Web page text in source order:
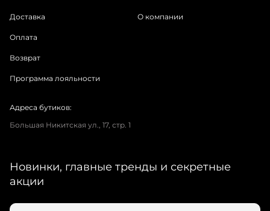
Доставка
Оплата
Возврат
Программа лояльности
О компании
Адреса бутиков:
Большая Никитская ул., 17, стр. 1
Новинки, главные тренды и секретные
акции